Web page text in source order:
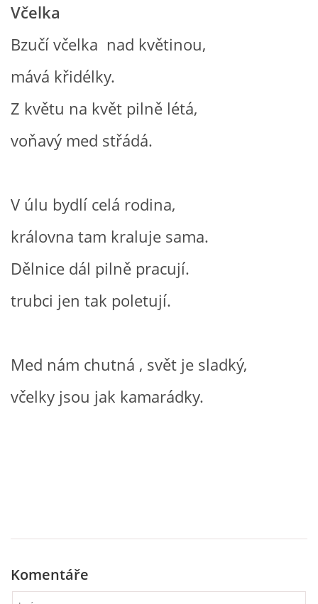
VÝTVARNÉ TECHNIKY
VÝTVARNÉ AKTIVITY - JARO
VÝTVARNÉ AKTIVITY - LÉTO
VÝTVARNÉ AKTIVITY - PODZIM
VÝTVARNÉ AKTIVITY - ZIMA
PÍSNĚ K TÉMATU JARO
BÁSNĚ K TÉMATU LÉTO
Včelka
Bzučí včelka nad květinou,
mává křidélky.
Z květu na květ pilně létá,
voňavý med střádá.
V úlu bydlí celá rodina,
královna tam kraluje sama.
Dělnice dál pilně pracují.
trubci jen tak poletují.
Med nám chutná , svět je sladký,
včelky jsou jak kamarádky.
Komentáře